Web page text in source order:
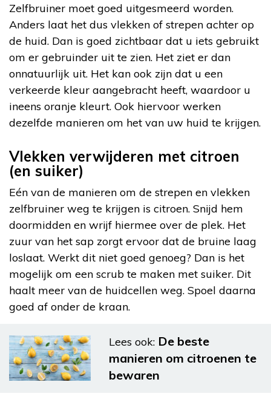
Zelfbruiner moet goed uitgesmeerd worden.
Anders laat het dus vlekken of strepen achter op
de huid. Dan is goed zichtbaar dat u iets gebruikt
om er gebruinder uit te zien. Het ziet er dan
onnatuurlijk uit. Het kan ook zijn dat u een
verkeerde kleur aangebracht heeft, waardoor u
ineens oranje kleurt. Ook hiervoor werken
dezelfde manieren om het van uw huid te krijgen.
Vlekken verwijderen met citroen
(en suiker)
Eén van de manieren om de strepen en vlekken
zelfbruiner weg te krijgen is citroen. Snijd hem
doormidden en wrijf hiermee over de plek. Het
zuur van het sap zorgt ervoor dat de bruine laag
loslaat. Werkt dit niet goed genoeg? Dan is het
mogelijk om een scrub te maken met suiker. Dit
haalt meer van de huidcellen weg. Spoel daarna
goed af onder de kraan.
Lees ook: De beste
manieren om citroenen te
bewaren